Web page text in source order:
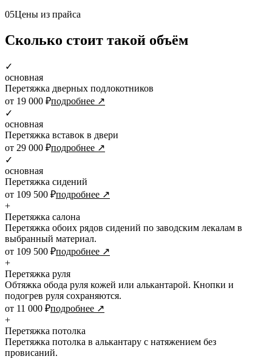
05Цены из прайса
Сколько стоит такой объём
✓
основная
Перетяжка дверных подлокотников
от 19 000 ₽подробнее ↗
✓
основная
Перетяжка вставок в двери
от 29 000 ₽подробнее ↗
✓
основная
Перетяжка сидений
от 109 500 ₽подробнее ↗
+
Перетяжка салона
Перетяжка обоих рядов сидений по заводским лекалам в
выбранный материал.
от 109 500 ₽подробнее ↗
+
Перетяжка руля
Обтяжка обода руля кожей или алькантарой. Кнопки и
подогрев руля сохраняются.
от 11 000 ₽подробнее ↗
+
Перетяжка потолка
Перетяжка потолка в алькантару с натяжением без
провисаний.